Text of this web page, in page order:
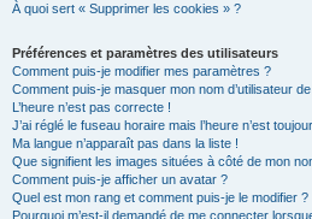
À quoi sert « Supprimer les cookies » ?
Préférences et paramètres des utilisateurs
Comment puis-je modifier mes paramètres ?
Comment puis-je masquer mon nom d’utilisateur
L’heure n’est pas correcte !
J’ai réglé le fuseau horaire mais l’heure n’est
Ma langue n’apparaît pas dans la liste !
Que signifient les images situées à côté de mon
Comment puis-je afficher un avatar ?
Quel est mon rang et comment puis-je le modifier ?
Pourquoi m’est-il demandé de me connecter